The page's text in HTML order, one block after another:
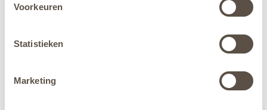
Voorkeuren
Statistieken
Marketing